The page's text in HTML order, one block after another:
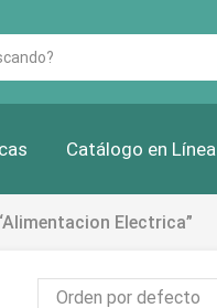
Catálogo en Línea
Electrica”